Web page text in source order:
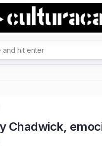
Chadwick,